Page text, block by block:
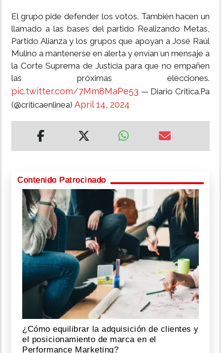
El grupo pide defender los votos. También hacen un
llamado a las bases del partido Realizando Metas,
Partido Alianza y los grupos que apoyan a José Raúl
Mulino a mantenerse en alerta y envían un mensaje a
la Corte Suprema de Justicia para que no empañen
las próximas elecciones.
pic.twitter.com/7Mm8MaPe53 — Diario Critica.Pa
(@criticaenlinea) April 14, 2024
Contenido Patrocinado
¿Cómo equilibrar la adquisición de clientes y
el posicionamiento de marca en el
Performance Marketing?